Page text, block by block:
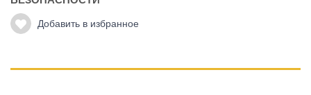
Добавить в избранное